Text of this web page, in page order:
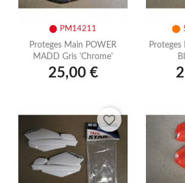
PM14211
Proteges Main POWER
MADD Gris 'chrome'
25,00 €
Proteges
favorite_border